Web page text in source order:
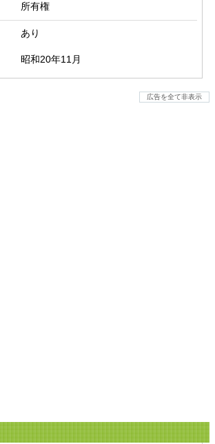
所有権
あり
昭和20年11月
広告を全て非表示